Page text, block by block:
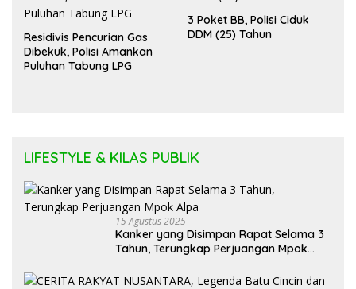
Residivis Pencurian Gas
Dibekuk, Polisi Amankan
Puluhan Tabung LPG
3 Poket BB, Polisi Ciduk
DDM (25) Tahun
LIFESTYLE & KILAS PUBLIK
15 Agustus 2025
Kanker yang Disimpan Rapat Selama 3
Tahun, Terungkap Perjuangan Mpok